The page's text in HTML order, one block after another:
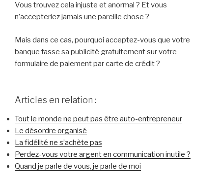
Vous trouvez cela injuste et anormal ? Et vous
n’accepteriez jamais une pareille chose ?
Mais dans ce cas, pourquoi acceptez-vous que votre
banque fasse sa publicité gratuitement sur votre
formulaire de paiement par carte de crédit ?
Articles en relation :
Tout le monde ne peut pas être auto-entrepreneur
Le désordre organisé
La fidélité ne s’achète pas
Perdez-vous votre argent en communication inutile ?
Quand je parle de vous, je parle de moi